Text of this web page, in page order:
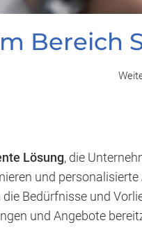
Bereich
Lösung, die
und
Bedürfnisse und
und Angebote